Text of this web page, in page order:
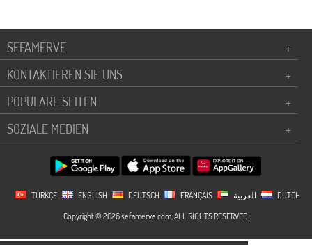
SEFAMERVE
+
KONTAKTIEREN SIE UNS
+
POPULÄRE SEITEN
+
SOZIALE MEDIEN
+
TÜRKÇE ENGLISH DEUTSCH FRANÇAIS
DUTCH
Copyright © 2026 sefamerve.com, ALL RIGHTS RESERVED.